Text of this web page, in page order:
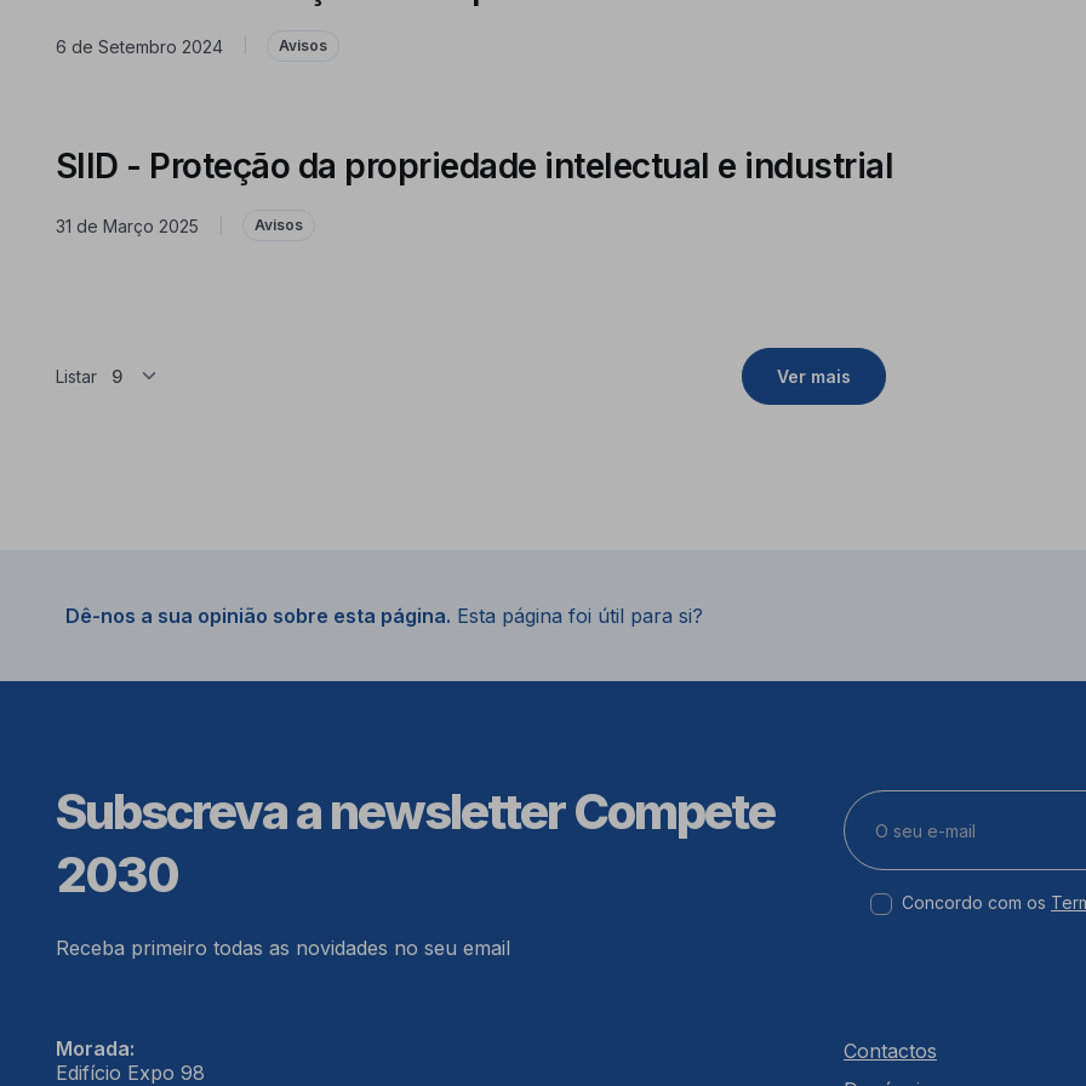
6 de Setembro 2024 Avisos
SIID - Proteção da propriedade intelectual e industrial
31 de Março 2025 Avisos
Listar Ver mais
Dê-nos a sua opinião sobre esta página. Esta página foi útil para si?
Subscreva a newsletter Compete
2030
Receba primeiro todas as novidades no seu email
Concordo com os
Morada:
Edifício Expo 98
Contactos